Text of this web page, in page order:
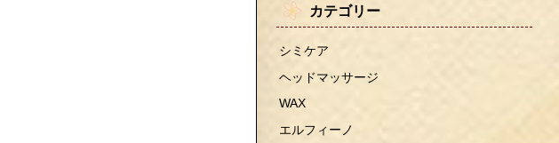
カテゴリー
シミケア
ヘッドマッサージ
WAX
エルフィーノ